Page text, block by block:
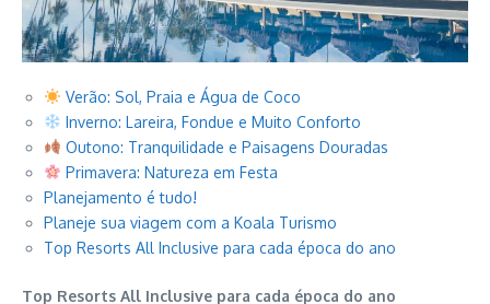
Verão: Sol, Praia e Água de Coco
Inverno: Lareira, Fondue e Muito Conforto
Outono: Tranquilidade e Paisagens Douradas
Primavera: Natureza em Festa
Planejamento é tudo!
Planeje sua viagem com a Koala Turismo
Top Resorts All Inclusive para cada época do ano
Top Resorts All Inclusive para cada época do ano